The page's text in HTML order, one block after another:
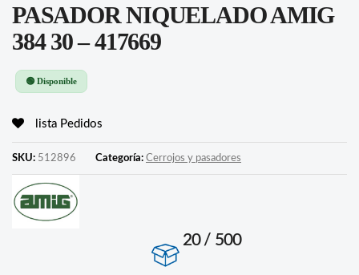
PASADOR NIQUELADO AMIG
384 30 – 417669
🟢 Disponible
lista Pedidos
SKU: 512896 Categoría: Cerrojos y pasadores
20 / 500